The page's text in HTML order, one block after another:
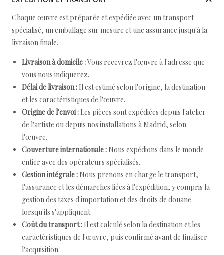
Chaque œuvre est préparée et expédiée avec un transport
spécialisé, un emballage sur mesure et une assurance jusqu'à la
livraison finale.
Livraison à domicile :Vous recevrez l'œuvre à l'adresse que
vous nous indiquerez.
Délai de livraison : Il est estimé selon l'origine, la destination
et les caractéristiques de l'œuvre.
Origine de l'envoi : Les pièces sont expédiées depuis l'atelier
de l'artiste ou depuis nos installations à Madrid, selon
l'œuvre.
Couverture internationale : Nous expédions dans le monde
entier avec des opérateurs spécialisés.
Gestion intégrale : Nous prenons en charge le transport,
l'assurance et les démarches liées à l'expédition, y compris la
gestion des taxes d'importation et des droits de douane
lorsqu'ils s'appliquent.
Coût du transport : Il est calculé selon la destination et les
caractéristiques de l'œuvre, puis confirmé avant de finaliser
l'acquisition.